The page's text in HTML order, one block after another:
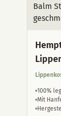
100%
Mit